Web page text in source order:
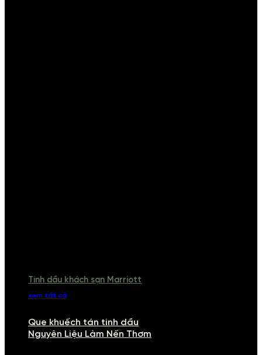
Tinh dầu khách sạn Marriott
xem tất cả
Que khuếch tán tinh dầu
Nguyên Liệu Làm Nến Thơm